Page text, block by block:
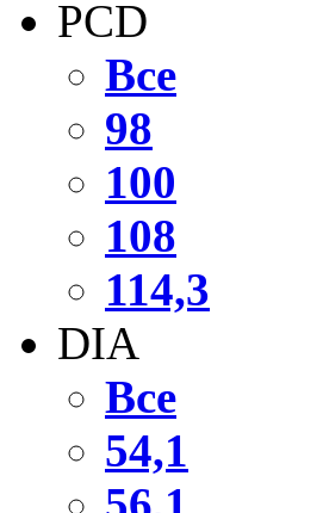
PCD
Все
98
100
108
114,3
DIA
Все
54,1